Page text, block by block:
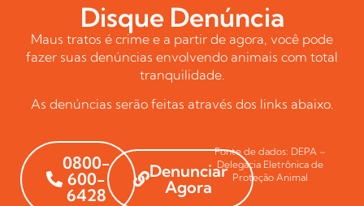
Disque Denúncia
Maus tratos é crime e a partir de agora, você pode
fazer suas denúncias envolvendo animais com total
tranquilidade.
As denúncias serão feitas através dos links abaixo.
0800-
600-
6428
Denunciar
Agora
Fonte de dados: DEPA –
Delegacia Eletrônica de
Proteção Animal